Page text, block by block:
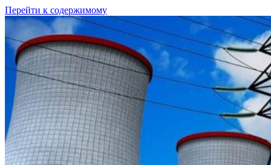
Перейти к содержимому